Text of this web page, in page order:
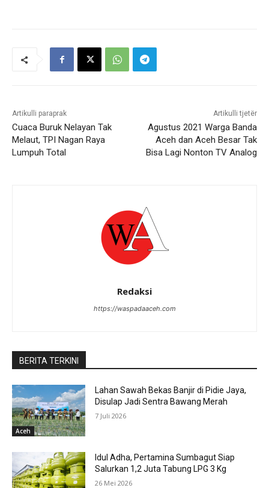
Artikulli paraprak
Cuaca Buruk Nelayan Tak
Melaut, TPI Nagan Raya
Lumpuh Total
Artikulli tjetër
Agustus 2021 Warga Banda
Aceh dan Aceh Besar Tak
Bisa Lagi Nonton TV Analog
Redaksi
https://waspadaaceh.com
BERITA TERKINI
Aceh
Lahan Sawah Bekas Banjir di Pidie Jaya,
Disulap Jadi Sentra Bawang Merah
7 Juli 2026
Idul Adha, Pertamina Sumbagut Siap
Salurkan 1,2 Juta Tabung LPG 3 Kg
26 Mei 2026